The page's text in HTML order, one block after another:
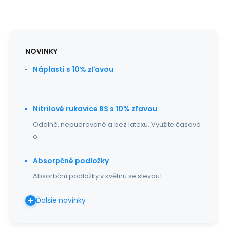
NOVINKY
Náplasti s 10% zľavou
Nitrilové rukavice BS s 10% zľavou
Odolné, nepudrované a bez latexu. Využite časovo
o
Absorpčné podložky
Absorbční podložky v květnu se slevou!
Ďalšie novinky